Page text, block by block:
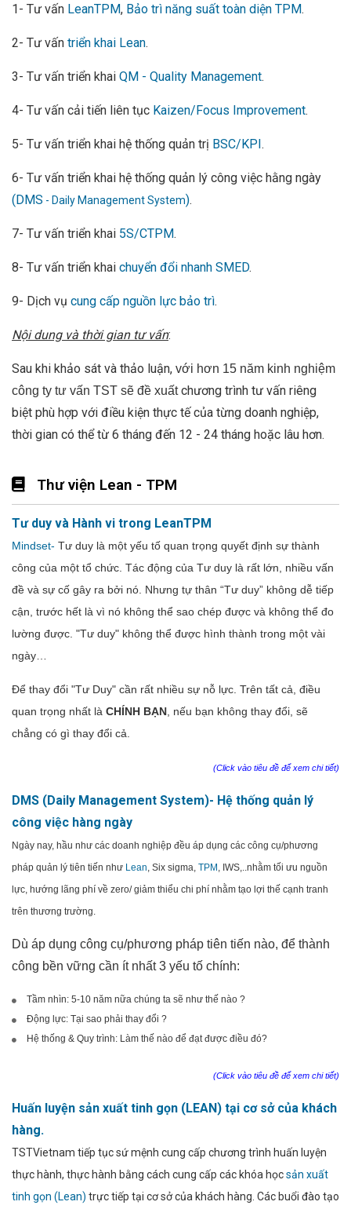
1- Tư vấn LeanTPM, Bảo trì năng suất toàn diện TPM.
2- Tư vấn triển khai Lean.
3- Tư vấn triển khai QM - Quality Management.
4- Tư vấn cải tiến liên tục Kaizen/Focus Improvement.
5- Tư vấn triển khai hệ thống quản trị BSC/KPI.
6- Tư vấn triển khai hệ thống quản lý công việc hằng ngày
(DMS - Daily Management System).
7- Tư vấn triển khai 5S/CTPM.
8- Tư vấn triển khai chuyển đổi nhanh SMED.
9- Dịch vụ cung cấp nguồn lực bảo trì.
Nội dung và thời gian tư vấn:
Sau khi khảo sát và thảo luận, với hơn 15 năm kinh nghiệm
công ty tư vấn TST sẽ đề xuấtchương trình tư vấn riêng
biệt phù hợp với điều kiện thực tế của từng doanh nghiệp,
thời gian có thể từ 6 tháng đến 12 - 24 tháng hoặc lâu hơn.
Thư viện Lean - TPM
Tư duy và Hành vi trong LeanTPM
Mindset- Tư duy là một yếu tố quan trọng quyết định sự thành
công của một tổ chức. Tác động của Tư duy là rất lớn, nhiều vấn
đề và sự cố gây ra bởi nó. Nhưng tự thân “Tư duy” không dễ tiếp
cận, trước hết là vì nó không thể sao chép được và không thể đo
lường được. "Tư duy" không thể được hình thành trong một vài
ngày…
Để thay đổi "Tư Duy" cần rất nhiều sự nỗ lực. Trên tất cả, điều
quan trọng nhất là CHÍNH BẠN , nếu bạn không thay đổi, sẽ
chẳng có gì thay đổi cả.
(Click vào tiêu đề để xem chi tiết)
DMS (Daily Management System)- Hệ thống quản lý
công việc hàng ngày
Ngày nay, hầu như các doanh nghiệp đều áp dụng các công cụ/phương
pháp quản lý tiên tiến như Lean , Six sigma, TPM , IWS,..nhằm tối ưu nguồn
lực, hướng lãng phí về zero/ giảm thiểu chi phí nhằm tạo lợi thế cạnh tranh
trên thương trường.
Dù áp dụng công cụ/phương pháp tiên tiến nào, để thành
công bền vững cần ít nhất 3 yếu tố chính:
Tầm nhìn: 5-10 năm nữa chúng ta sẽ như thế nào ?
Động lực: Tại sao phải thay đổi ?
Hệ thống & Quy trình: Làm thế nào để đạt được điều đó?
(Click vào tiêu đề để xem chi tiết)
Huấn luyện sản xuất tinh gọn (LEAN) tại cơ sở của khách
hàng.
TSTVietnam tiếp tục sứ mệnh cung cấp chương trình huấn luyện
thực hành, thực hành bằng cách cung cấp các khóa họcsản xuất
tinh gọn (Lean) trực tiếp tại cơ sở của khách hàng. Các buổi đào tạo